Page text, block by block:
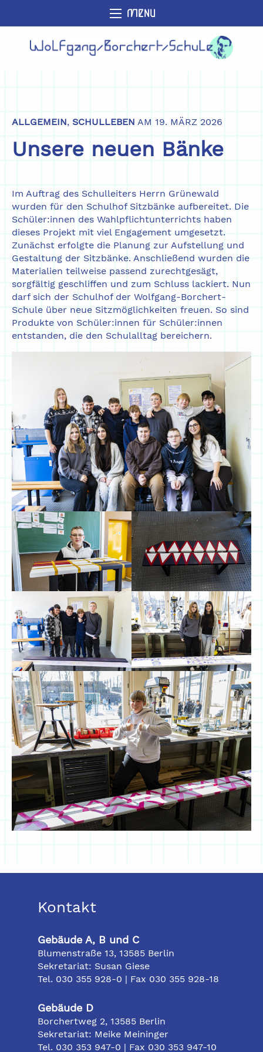
MENU
ALLGEMEIN, SCHULLEBEN AM 19. MÄRZ 2026
Unsere neuen Bänke
Im Auftrag des Schulleiters Herrn Grünewald
wurden für den Schulhof Sitzbänke aufbereitet. Die
Schüler:innen des Wahlpflichtunterrichts haben
dieses Projekt mit viel Engagement umgesetzt.
Zunächst erfolgte die Planung zur Aufstellung und
Gestaltung der Sitzbänke. Anschließend wurden die
Materialien teilweise passend zurechtgesägt,
sorgfältig geschliffen und zum Schluss lackiert. Nun
darf sich der Schulhof der Wolfgang-Borchert-
Schule über neue Sitzmöglichkeiten freuen. So sind
Produkte von Schüler:innen für Schüler:innen
entstanden, die den Schulalltag bereichern.
Kontakt
Gebäude A, B und C
Blumenstraße 13, 13585 Berlin
Sekretariat: Susan Giese
Tel. 030 355 928-0 | Fax 030 355 928-18
Gebäude D
Borchertweg 2, 13585 Berlin
Sekretariat: Meike Meininger
Tel. 030 353 947-0 | Fax 030 353 947-10